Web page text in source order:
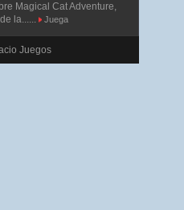
Magical Cat Adventure,
la......
Juega
Juegos